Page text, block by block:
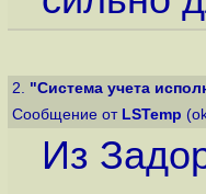
2. "Система учета
Сообщение от LSTemp
Из